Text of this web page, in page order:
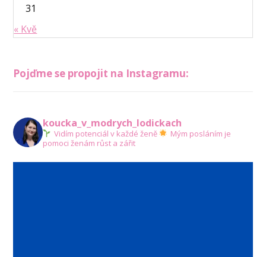
31
« Kvě
Pojďme se propojit na Instagramu:
koucka_v_modrych_lodickach
Vidím potenciál v každé ženě
Mým posláním je
pomoci ženám růst a zářit